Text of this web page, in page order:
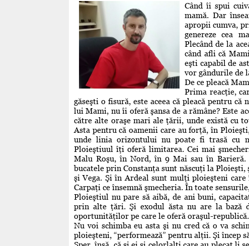
Când îi spui
mamă. Dar
apropii cumva,
genereze cea
Plecând de la
când afli că
eşti capabil de
vor gândurile de
De ce pleacă
Prima reacţie,
găseşti o fisură, este aceea că pleacă pentru
lui Mami, nu îi oferă şansa de a rămâne? Este
către alte oraşe mari ale ţării, unde există cu
Asta pentru că oamenii care au forţă, în
unde linia orizontului nu poate fi trasă cu
Ploieştiuul îţi oferă limitarea. Cei mai
Malu Roşu, în Nord, în 9 Mai sau în
bucatele prin Constanţa sunt născuţi la
şi Vega. Şi în Ardeal sunt mulţi ploieşteni
Carpaţi ce însemnă şmecheria. În toate
Ploieştiul nu pare să aibă, de ani buni,
prin alte ţări. Şi exodul ăsta nu are la bază
oportunităţilor pe care le oferă oraşul-republică.
Nu voi schimba eu asta şi nu cred că o va
ploieşteni, “performează” pentru alţii. Şi încep